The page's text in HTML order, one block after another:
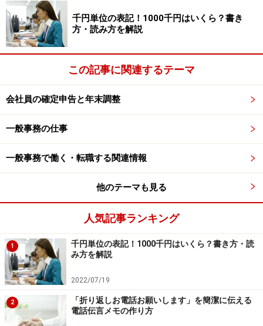
用していれば、そういうワケにはいかないんです。
それに…売掛金の残高のある会社に、「残高確認書」を
発行している場合は、発行の手間や経費だって馬鹿にな
だから早く回収して欲しいのです。
領収書…早く出して下さい！のワケ ≫
事務担当者として今しておきたいこと ≫
1 /2 次のページへ
千円単位の表記！1000千円はいくら？書き
方・読み方を解説
この記事に関連するテーマ
会社員の確定申告と年末調整
一般事務の仕事
一般事務で働く・転職する関連情報
他のテーマも見る
人気記事ランキング
1
千円単位の表記！1000千円はいくら？書き方・読
み方を解説
2022/07/19
2
「折り返しお電話お願いします」を簡潔に伝える
電話伝言メモの作り方